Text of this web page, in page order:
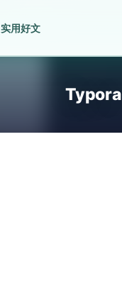
实用好文
Typora